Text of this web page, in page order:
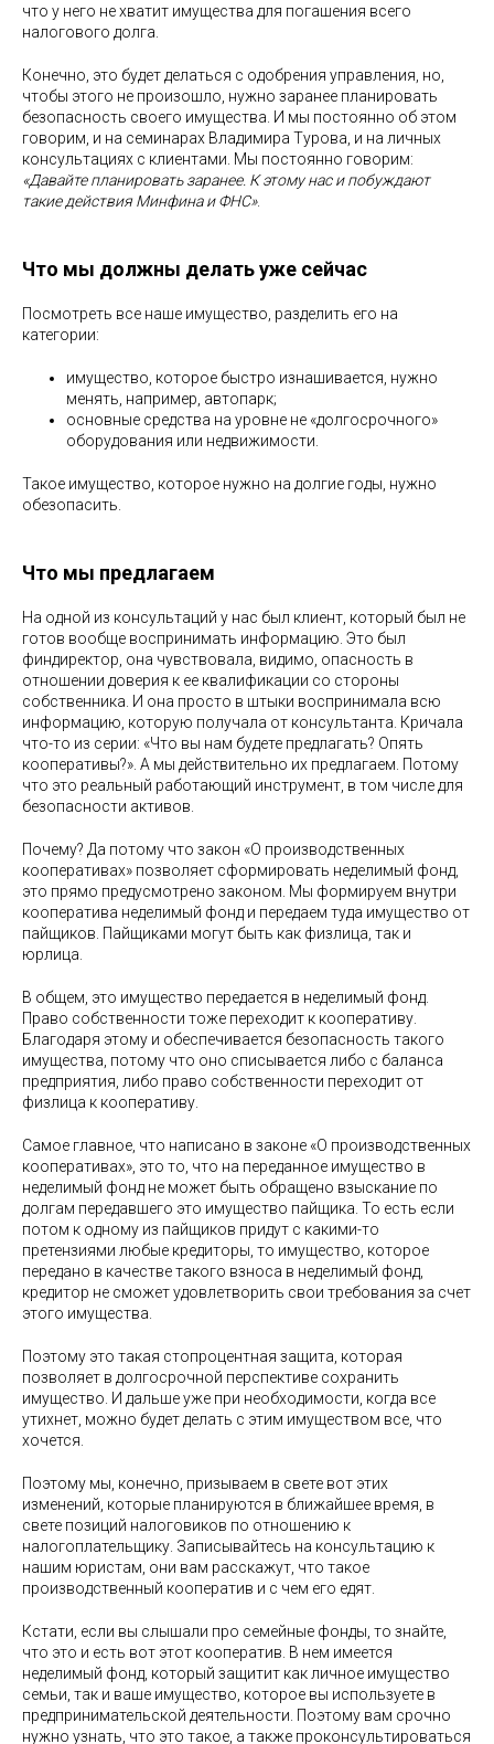
что у него не хватит имущества для погашения всего
налогового долга.
Конечно, это будет делаться с одобрения управления, но,
чтобы этого не произошло, нужно заранее планировать
безопасность своего имущества. И мы постоянно об этом
говорим, и на семинарах Владимира Турова, и на личных
консультациях с клиентами. Мы постоянно говорим:
«Давайте планировать заранее. К этому нас и побуждают
такие действия Минфина и ФНС».
Что мы должны делать уже сейчас
Посмотреть все наше имущество, разделить его на
категории:
имущество, которое быстро изнашивается, нужно
менять, например, автопарк;
основные средства на уровне не «долгосрочного»
оборудования или недвижимости.
Такое имущество, которое нужно на долгие годы, нужно
обезопасить.
Что мы предлагаем
На одной из консультаций у нас был клиент, который был не
готов вообще воспринимать информацию. Это был
финдиректор, она чувствовала, видимо, опасность в
отношении доверия к ее квалификации со стороны
собственника. И она просто в штыки воспринимала всю
информацию, которую получала от консультанта. Кричала
что-то из серии: «Что вы нам будете предлагать? Опять
кооперативы?». А мы действительно их предлагаем. Потому
что это реальный работающий инструмент, в том числе для
безопасности активов.
Почему? Да потому что закон «О производственных
кооперативах» позволяет сформировать неделимый фонд,
это прямо предусмотрено законом. Мы формируем внутри
кооператива неделимый фонд и передаем туда имущество от
пайщиков. Пайщиками могут быть как физлица, так и
юрлица.
В общем, это имущество передается в неделимый фонд.
Право собственности тоже переходит к кооперативу.
Благодаря этому и обеспечивается безопасность такого
имущества, потому что оно списывается либо с баланса
предприятия, либо право собственности переходит от
физлица к кооперативу.
Самое главное, что написано в законе «О производственных
кооперативах», это то, что на переданное имущество в
неделимый фонд не может быть обращено взыскание по
долгам передавшего это имущество пайщика. То есть если
потом к одному из пайщиков придут с какими-то
претензиями любые кредиторы, то имущество, которое
передано в качестве такого взноса в неделимый фонд,
кредитор не сможет удовлетворить свои требования за счет
этого имущества.
Поэтому это такая стопроцентная защита, которая
позволяет в долгосрочной перспективе сохранить
имущество. И дальше уже при необходимости, когда все
утихнет, можно будет делать с этим имуществом все, что
хочется.
Поэтому мы, конечно, призываем в свете вот этих
изменений, которые планируются в ближайшее время, в
свете позиций налоговиков по отношению к
налогоплательщику. Записывайтесь на консультацию к
нашим юристам, они вам расскажут, что такое
производственный кооператив и с чем его едят.
Кстати, если вы слышали про семейные фонды, то знайте,
что это и есть вот этот кооператив. В нем имеется
неделимый фонд, который защитит как личное имущество
семьи, так и ваше имущество, которое вы используете в
предпринимательской деятельности. Поэтому вам срочно
нужно узнать, что это такое, а также проконсультироваться